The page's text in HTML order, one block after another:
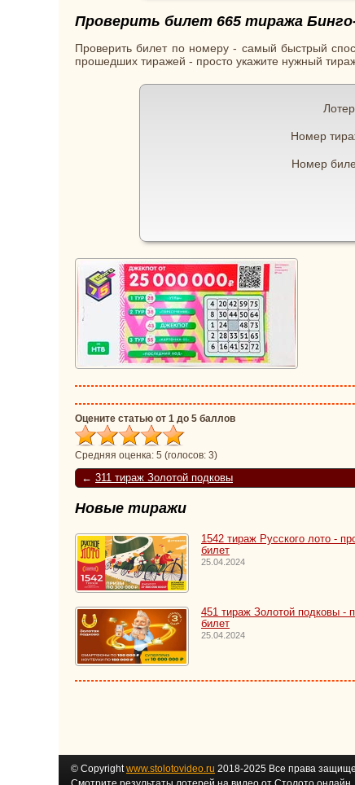
Проверить билет 665 тиража
Проверить билет по номеру - самый быстрый
прошедших тиражей - просто укажите нужный
Номер
Номер
Оцените статью от 1 до 5 баллов
Средняя оценка: 5 (голосов: 3)
← 311 тираж Золотой подковы
Новые тиражи
1542 тираж Русского лото -
билет
25.04.2024
451 тираж Золотой подковы -
билет
25.04.2024
© Copyrightwww.stolotovideo.ru 2018-2025 Все права